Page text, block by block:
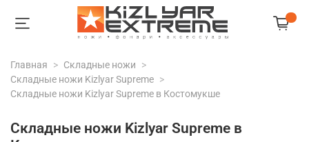
Главная
Складные ножи
Складные ножи Kizlyar Supreme
Складные ножи Kizlyar Supreme в Костомукше
Складные ножи Kizlyar Supreme в